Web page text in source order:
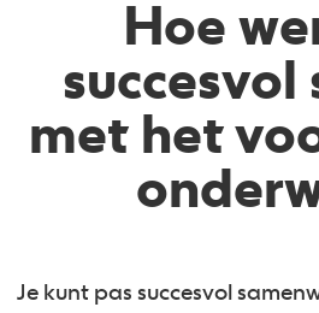
Hoe
succesvol
met het
Je kunt pas succesvol